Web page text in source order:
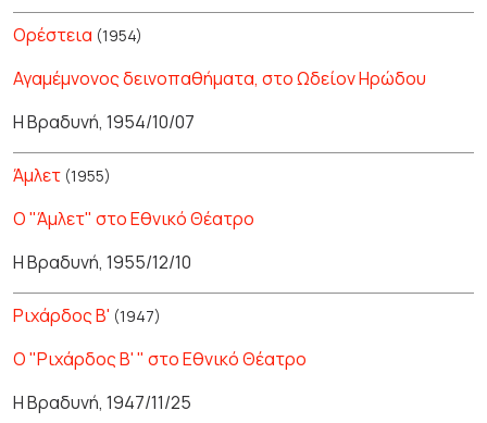
Ορέστεια (1954)
Αγαμέμνονος δεινοπαθήματα, στο Ωδείον Ηρώδου
Η Βραδυνή, 1954/10/07
Άμλετ (1955)
Ο "Άμλετ" στο Εθνικό Θέατρο
Η Βραδυνή, 1955/12/10
Ριχάρδος Β' (1947)
Ο "Ριχάρδος Β' " στο Εθνικό Θέατρο
Η Βραδυνή, 1947/11/25